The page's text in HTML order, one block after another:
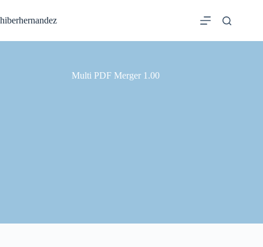
al
contenido
hiberhernandez
Multi PDF Merger 1.00